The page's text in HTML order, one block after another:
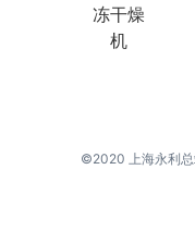
冻干燥
机
©2020 上海永利总